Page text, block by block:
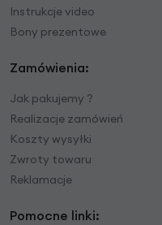
Instrukcje video
Bony prezentowe
Zamówienia:
Jak pakujemy ?
Realizacje zamówień
Koszty wysyłki
Zwroty towaru
Reklamacje
Pomocne linki: